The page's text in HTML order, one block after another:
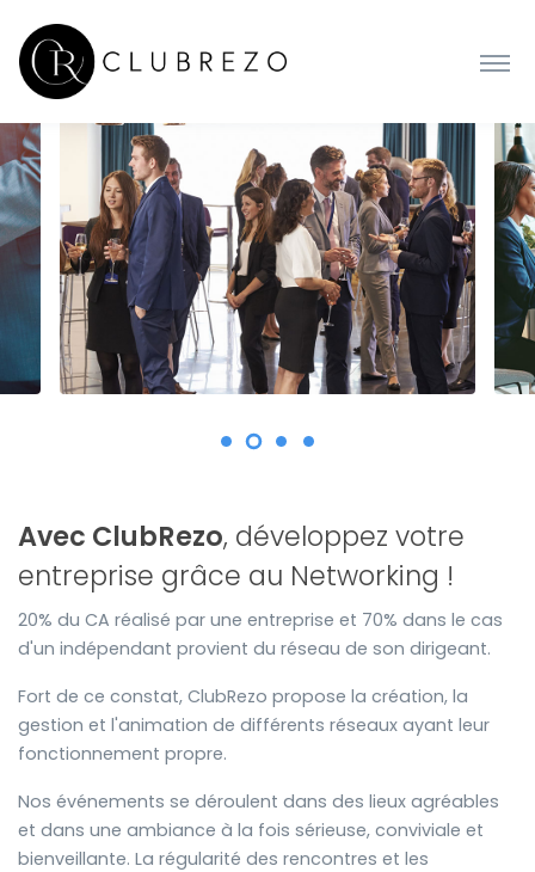
Avec ClubRezo, développez votre
entreprise grâce au Networking !
20% du CA réalisé par une entreprise et 70% dans le cas
d'un indépendant provient du réseau de son dirigeant.
Fort de ce constat, ClubRezo propose la création, la
gestion et l'animation de différents réseaux ayant leur
fonctionnement propre.
Nos événements se déroulent dans des lieux agréables
et dans une ambiance à la fois sérieuse, conviviale et
bienveillante. La régularité des rencontres et les